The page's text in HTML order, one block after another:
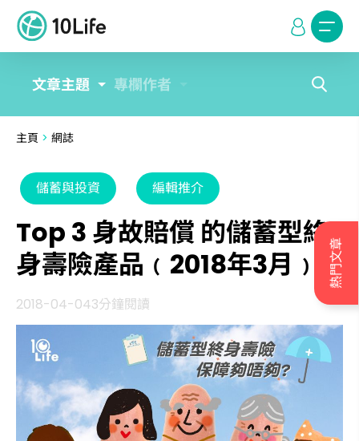
熱門文章
文章主題 專欄作者
主頁 > 網誌
儲蓄與投資 編輯推介
Top 3 身故賠償 的儲蓄型終
身壽險產品﹙2018年3月﹚
2018-04-043分鐘閱讀